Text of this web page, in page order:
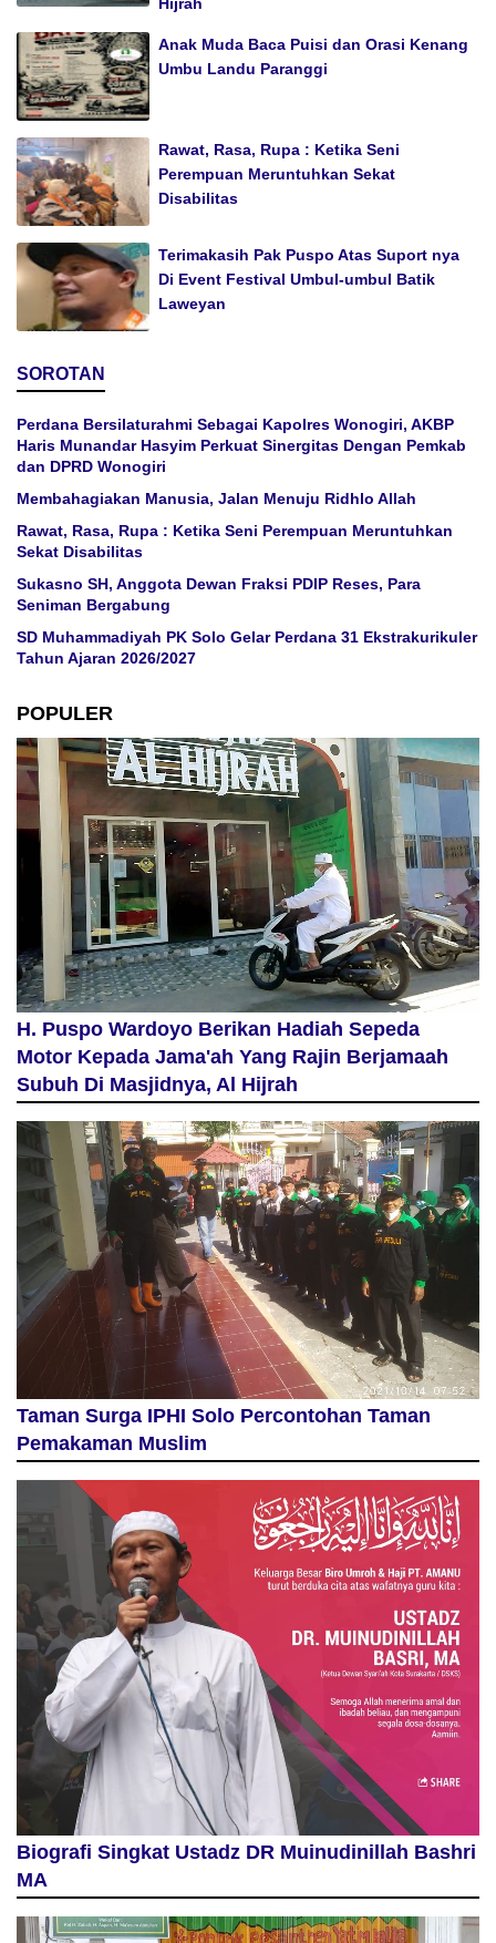
Anak Muda Baca Puisi dan Orasi Kenang
Umbu Landu Paranggi
Rawat, Rasa, Rupa : Ketika Seni
Perempuan Meruntuhkan Sekat
Disabilitas
Terimakasih Pak Puspo Atas Suport nya
Di Event Festival Umbul-umbul Batik
Laweyan
SOROTAN
Perdana Bersilaturahmi Sebagai Kapolres Wonogiri, AKBP
Haris Munandar Hasyim Perkuat Sinergitas Dengan Pemkab
dan DPRD Wonogiri
Membahagiakan Manusia, Jalan Menuju Ridhlo Allah
Rawat, Rasa, Rupa : Ketika Seni Perempuan Meruntuhkan
Sekat Disabilitas
Sukasno SH, Anggota Dewan Fraksi PDIP Reses, Para
Seniman Bergabung
SD Muhammadiyah PK Solo Gelar Perdana 31 Ekstrakurikuler
Tahun Ajaran 2026/2027
POPULER
H. Puspo Wardoyo Berikan Hadiah Sepeda
Motor Kepada Jama'ah Yang Rajin Berjamaah
Subuh Di Masjidnya, Al Hijrah
Taman Surga IPHI Solo Percontohan Taman
Pemakaman Muslim
Biografi Singkat Ustadz DR Muinudinillah Bashri
MA